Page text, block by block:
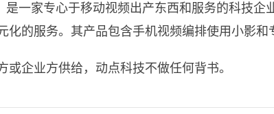
是一家专心于移动视频出产东西和服务的科技
化的服务。其产品包含手机视频编排使用小影和
或企业方供给，动点科技不做任何背书。